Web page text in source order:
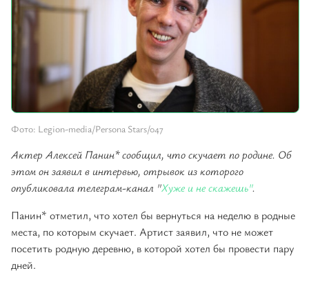
Фото: Legion-media/Persona Stars/047
Актер Алексей Панин* сообщил, что скучает по родине. Об
этом он заявил в интервью, отрывок из которого
опубликовала телеграм-канал "Хуже и не скажешь".
Панин* отметил, что хотел бы вернуться на неделю в родные
места, по которым скучает. Артист заявил, что не может
посетить родную деревню, в которой хотел бы провести пару
дней.